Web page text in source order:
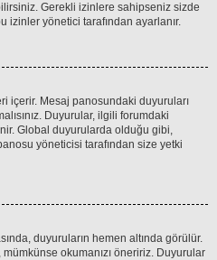
Gerekli izinlere sahipseniz sizde
yönetici tarafından ayarlanır.
içerir. Mesaj panosundaki duyuruları
Duyurular, ilgili forumdaki
Global duyurularda olduğu gibi,
yöneticisi tarafından size yetki
duyuruların hemen altında görülür.
okumanızı öneririz. Duyurular